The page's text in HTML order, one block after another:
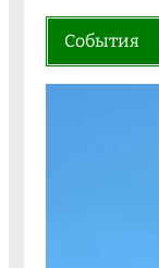
События